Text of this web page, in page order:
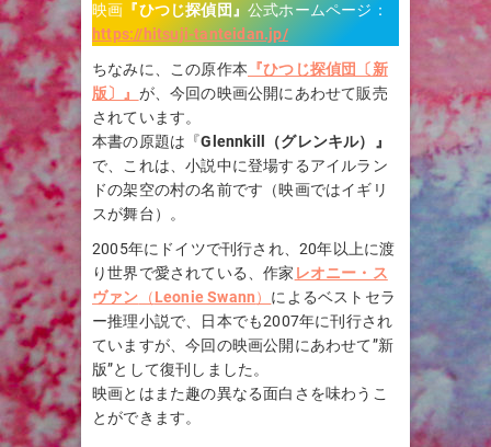
映画 『ひつじ探偵団』公式ホームページ：
https://hitsuji-tanteidan.jp/
ちなみに、この原作本 『ひつじ探偵団〔新
版〕』 が、今回の映画公開にあわせて販売
されています。
本書の原題は『Glennkill（グレンキル）』
で、これは、小説中に登場するアイルラン
ドの架空の村の名前です（映画ではイギリ
スが舞台）。
2005年にドイツで刊行され、20年以上に渡
り世界で愛されている、作家 レオニー・ス
ヴァン （Leonie Swann） によるベストセラ
ー推理小説で、日本でも2007年に刊行され
ていますが、今回の映画公開にあわせて”新
版”として復刊しました。
映画とはまた趣の異なる面白さを味わうこ
とができます。